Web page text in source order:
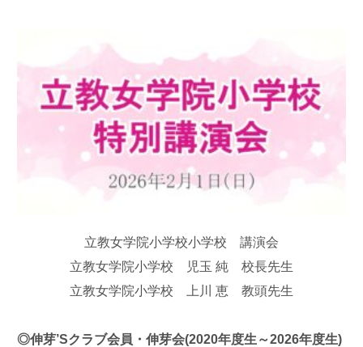
立教女学院小学校小学校 講演会
立教女学院小学校 児玉 純 校長先生
立教女学院小学校 上川 恵 教頭先生
◎伸芽’Sクラブ会員・伸芽会(2020年度生～2026年度生)